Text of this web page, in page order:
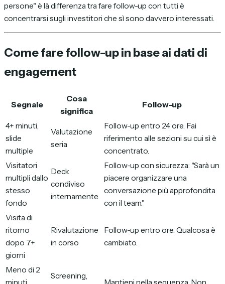
persone" è là differenza tra fare follow-up con tutti è
concentrarsi sugli investitori che sì sono davvero interessati.
Come fare follow-up in base ai dati di
engagement
Segnale
Cosa
significa
Follow-up
4+ minuti,
slide
multiple
Valutazione
seria
Follow-up entro 24 ore. Fai
riferimento alle sezioni su cui sì è
concentrato.
Visitatori
multipli dallo
stesso
fondo
Deck
condiviso
internamente
Follow-up con sicurezza: "Sarà un
piacere organizzare una
conversazione più approfondita
con il team."
Visita di
ritorno
dopo 7+
giorni
Rivalutazione
in corso
Follow-up entro ore. Qualcosa è
cambiato.
Meno di 2
Screening,